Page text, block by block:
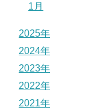
1月
2025年
2024年
2023年
2022年
2021年